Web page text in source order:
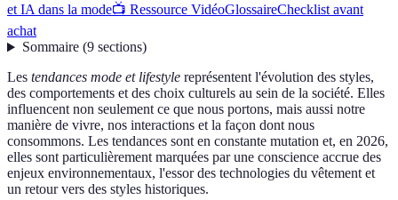
et IA dans la mode📺 Ressource VidéoGlossaireChecklist avant
achat
Sommaire(9 sections)
Les tendances mode et lifestyle représentent l'évolution des styles,
des comportements et des choix culturels au sein de la société. Elles
influencent non seulement ce que nous portons, mais aussi notre
manière de vivre, nos interactions et la façon dont nous
consommons. Les tendances sont en constante mutation et, en 2026,
elles sont particulièrement marquées par une conscience accrue des
enjeux environnementaux, l'essor des technologies du vêtement et
un retour vers des styles historiques.